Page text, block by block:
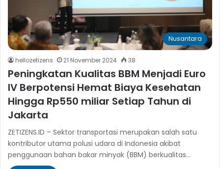
Nusantara
hellozetizens 21 November 2024 38
Peningkatan Kualitas BBM Menjadi Euro
IV Berpotensi Hemat Biaya Kesehatan
Hingga Rp550 miliar Setiap Tahun di
Jakarta
ZETIZENS.ID – Sektor transportasi merupakan salah satu
kontributor utama polusi udara di Indonesia akibat
penggunaan bahan bakar minyak (BBM) berkualitas…